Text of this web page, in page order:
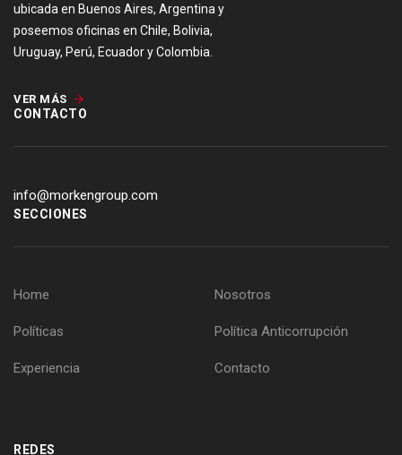
ubicada en Buenos Aires, Argentina y
poseemos oficinas en Chile, Bolivia,
Uruguay, Perú, Ecuador y Colombia.
VER MÁS
CONTACTO
info@morkengroup.com
SECCIONES
Home Nosotros
Políticas Política Anticorrupción
Experiencia Contacto
REDES